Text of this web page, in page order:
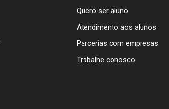
Quero ser aluno
Atendimento aos alunos
Parcerias com empresas
Trabalhe conosco